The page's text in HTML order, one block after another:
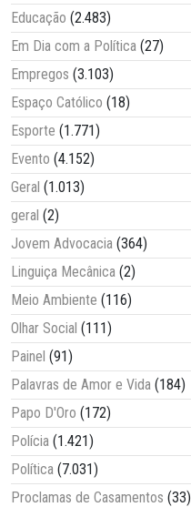
Educação (2.483)
Em Dia com a Política (27)
Empregos (3.103)
Espaço Católico (18)
Esporte (1.771)
Evento (4.152)
Geral (1.013)
geral (2)
Jovem Advocacia (364)
Linguiça Mecânica (2)
Meio Ambiente (116)
Olhar Social (111)
Painel (91)
Palavras de Amor e Vida (184)
Papo D'Oro (172)
Polícia (1.421)
Política (7.031)
Proclamas de Casamentos (33)